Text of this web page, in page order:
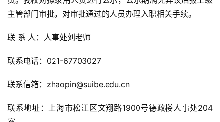
主管部门审批，对审批通过的人员办理入职相关手续。
联 系 人：人事处刘老师
联系电话：021-67703027
联系信箱：zhaopin@suibe.edu.cn
联系地址：上海市松江区文翔路1900号德政楼人事处204